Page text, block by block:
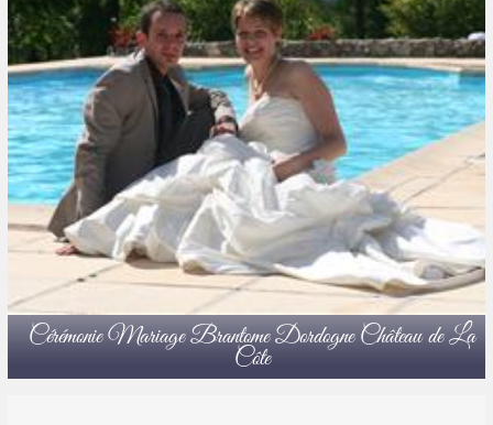
Cérémonie Mariage Brantome Dordogne Château de La
Côte